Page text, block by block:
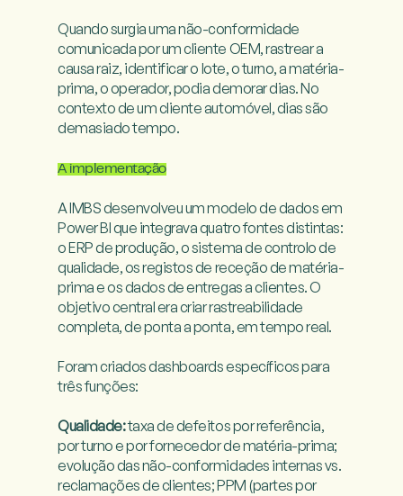
Quando surgia uma não-conformidade
comunicada por um cliente OEM, rastrear a
causa raiz, identificar o lote, o turno, a matéria-
prima, o operador, podia demorar dias. No
contexto de um cliente automóvel, dias são
demasiado tempo.
A implementação
A IMBS desenvolveu um modelo de dados em
Power BI que integrava quatro fontes distintas:
o ERP de produção, o sistema de controlo de
qualidade, os registos de receção de matéria-
prima e os dados de entregas a clientes. O
objetivo central era criar rastreabilidade
completa, de ponta a ponta, em tempo real.
Foram criados dashboards específicos para
três funções:
Qualidade: taxa de defeitos por referência,
por turno e por fornecedor de matéria-prima;
evolução das não-conformidades internas vs.
reclamações de clientes; PPM (partes por